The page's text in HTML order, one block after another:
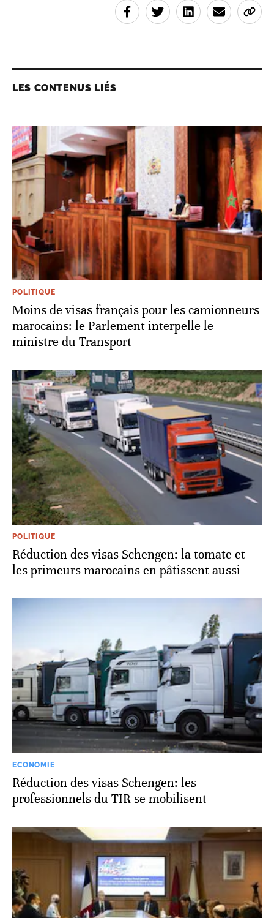
LES CONTENUS LIÉS
POLITIQUE
Moins de visas français pour les camionneurs
marocains: le Parlement interpelle le
ministre du Transport
POLITIQUE
Réduction des visas Schengen: la tomate et
les primeurs marocains en pâtissent aussi
ECONOMIE
Réduction des visas Schengen: les
professionnels du TIR se mobilisent